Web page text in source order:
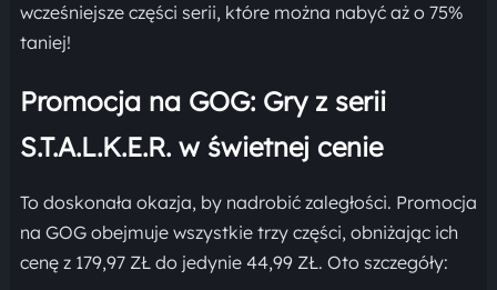
wcześniejsze części serii, które można nabyć aż o 75%
taniej!
Promocja na GOG: Gry z serii
S.T.A.L.K.E.R. w świetnej cenie
To doskonała okazja, by nadrobić zaległości. Promocja
na GOG obejmuje wszystkie trzy części, obniżając ich
cenę z 179,97 ZŁ do jedynie 44,99 ZŁ. Oto szczegóły: